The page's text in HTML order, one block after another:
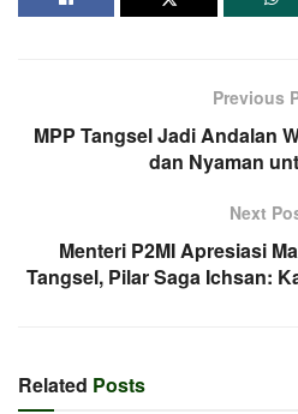
Previous
MPP Tangsel Jadi Andalan
dan Nyaman
Next
Menteri P2MI Apresiasi
Tangsel, Pilar Saga Ichsan:
Related Posts